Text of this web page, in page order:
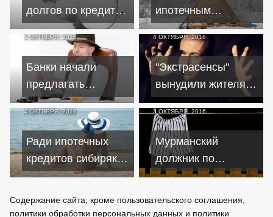
долгов по кредиту
обчистила
подопечную
старушку
ипотечным
кредитам в 2018-м
могут снизиться до
9%
5 ОКТЯБРЯ, 2016
Банки начали
предлагать
заемщикам
"кредитные
каникулы"
4 ОКТЯБРЯ, 2016
"Экстрасенсы"
вынудили жителя
Кирово-Чепецка
взять кредит в пол
миллиона рублей
4 ОКТЯБРЯ, 2016
Ради ипотечных
кредитов сибиряки
отказываются от
3 ОКТЯБРЯ, 2016
Мурманский
должник по
миллионным
нищим
Содержание сайта, кроме пользовательского соглашения,
политики обработки персональных данных и политики